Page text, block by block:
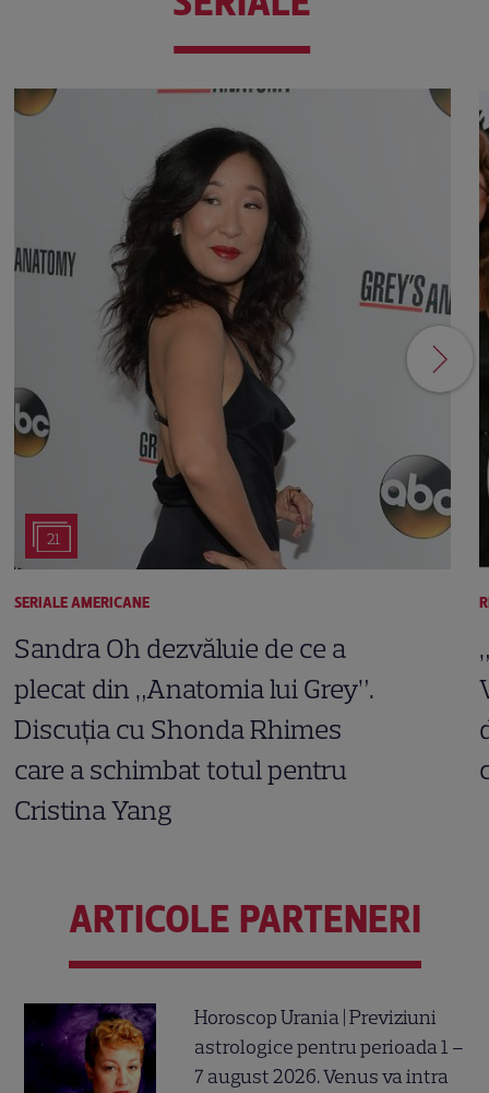
21
SERIALE AMERICANE
Sandra Oh dezvăluie de ce a
plecat din „Anatomia lui Grey”.
Discuția cu Shonda Rhimes
care a schimbat totul pentru
Cristina Yang
ARTICOLE PARTENERI
Horoscop Urania | Previziuni
astrologice pentru perioada 1 –
7 august 2026. Venus va intra